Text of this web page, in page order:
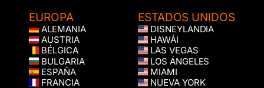
EUROPA
ALEMANIA
AUSTRIA
BÉLGICA
BULGARIA
ESPAÑA
FRANCIA
ESTADOS UNIDOS
DISNEYLANDIA
HAWÁI
LAS VEGAS
LOS ÁNGELES
MIAMI
NUEVA YORK